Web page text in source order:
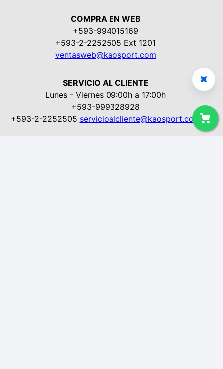
COMPRA EN WEB
+593-994015169
+593-2-2252505 Ext 1201
ventasweb@kaosport.com
SERVICIO AL CLIENTE
Lunes - Viernes 09:00h a 17:00h
+593-999328928
+593-2-2252505 servicioalcliente@kaosport.com